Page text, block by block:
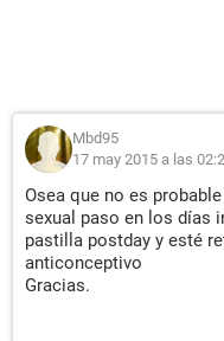
Mbd95
17 may 2015 a las
Osea que no es
sexual paso en los días
pastilla postday y esté
anticonceptivo
Gracias.